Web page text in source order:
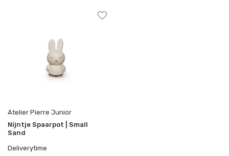
Atelier Pierre Junior
Nijntje Spaarpot | Small
Sand
Deliverytime